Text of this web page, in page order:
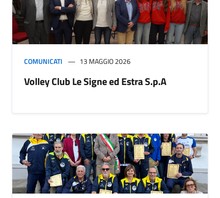
COMUNICATI 13 MAGGIO 2026
Volley Club Le Signe ed Estra S.p.A